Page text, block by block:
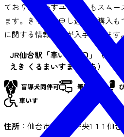
ており、車いすユーザーもスムー
ます。きっぷの申し込みや購入
に関する情報などが入手できます
JR仙台駅「車いす窓口」（ジェ
えき くるまいすまどぐち）
住所 ：仙台市青葉区中央1-1-1 仙